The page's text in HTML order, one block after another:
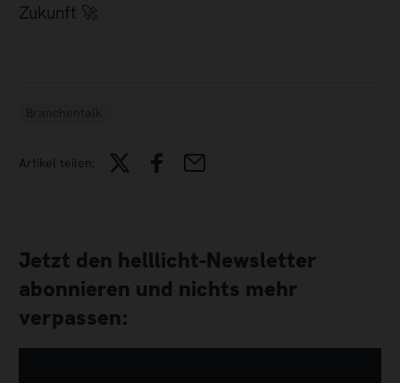
Zukunft 🚀
Artikel teilen:
Jetzt den helllicht-Newsletter
abonnieren und nichts mehr
verpassen: